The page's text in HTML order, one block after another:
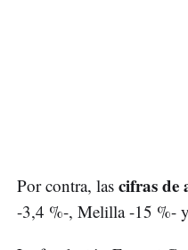
Por contra, las cifras de
-3,4 %-, Melilla -15 %-